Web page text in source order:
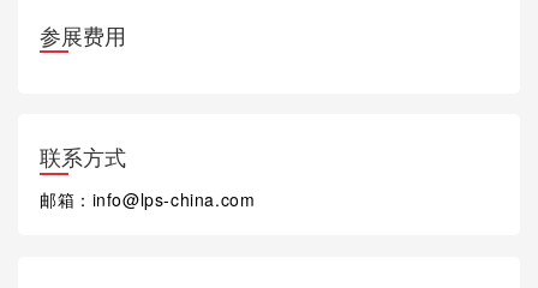
参展费用
联系方式
邮箱：info@lps-china.com